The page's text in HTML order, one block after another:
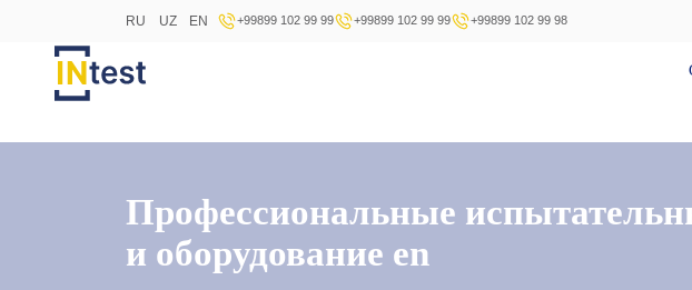
RU UZ EN +99899 102 99 99 +99899 102 99 99 +99899 102 99 98
Профессиональные
и оборудование en